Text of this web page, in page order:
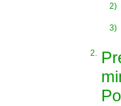
2)
3)
2.